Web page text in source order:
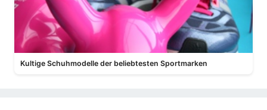
Kultige Schuhmodelle der beliebtesten Sportmarken